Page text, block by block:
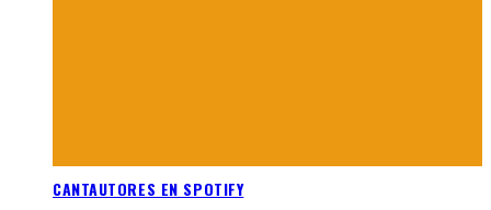
CANTAUTORES EN SPOTIFY